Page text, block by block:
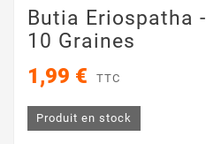
Butia Eriospatha -
10 Graines
1,99 €
TTC
Produit en stock